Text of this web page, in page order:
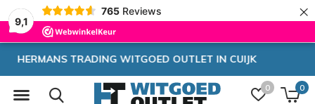
9,1
765 Reviews ×
0 0
Zeer hoge korting